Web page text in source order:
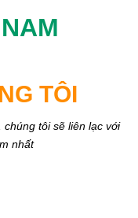
TÔI
tôi sẽ liên lạc với
nhất